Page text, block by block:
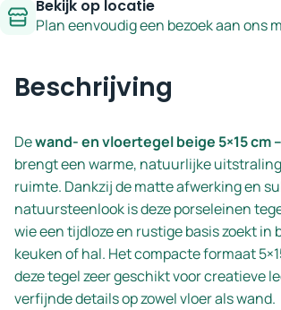
Bekijk op locatie
Plan eenvoudig een bezoek aan ons
Beschrijving
Dewand- en vloertegel beige 5×15 cm
brengt een warme, natuurlijke
ruimte. Dankzij de matte afwerking en
natuursteenlook is deze porseleinen
wie een tijdloze en rustige basis zoekt in
keuken of hal. Het compacte formaat
deze tegel zeer geschikt voor creatieve
verfijnde details op zowel vloer als wand.